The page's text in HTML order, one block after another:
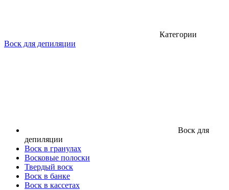
Категории
Воск для депиляции
Воск для
депиляции
Воск в гранулах
Восковые полоски
Твердый воск
Воск в банке
Воск в кассетах